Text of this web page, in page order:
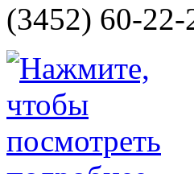
(3452) 60-